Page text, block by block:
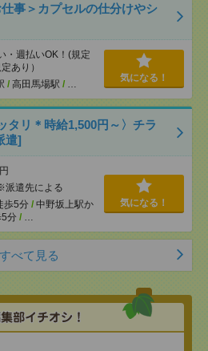
事＞カプセルの仕分けやシ
週払いOK！(規定
あり）
/ 高田馬場駅 / …
気になる！
タリ＊時給1,500円～〉チラ
遣]
派遣先による
歩5分 / 中野坂上駅か
5分 / …
気になる！
すべて見る